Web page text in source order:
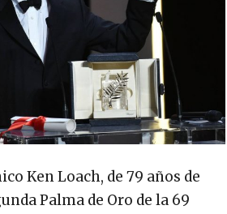
Ken Loach, de 79 años de
Palma de Oro de la 69